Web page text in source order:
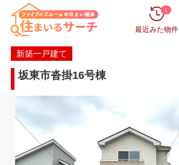
最近みた物件
1
新築一戸建て
坂東市沓掛16号棟